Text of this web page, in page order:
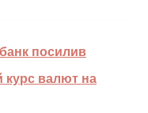
посилив
курс валют на